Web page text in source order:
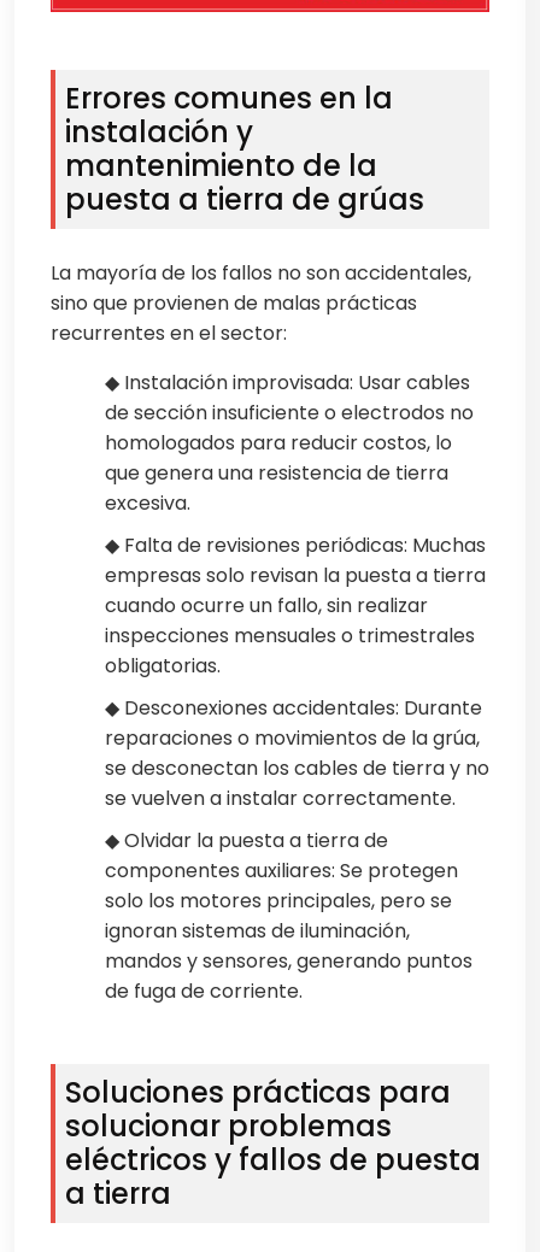
Errores comunes en la
instalación y
mantenimiento de la
puesta a tierra de grúas
La mayoría de los fallos no son accidentales,
sino que provienen de malas prácticas
recurrentes en el sector:
◆ Instalación improvisada: Usar cables
de sección insuficiente o electrodos no
homologados para reducir costos, lo
que genera una resistencia de tierra
excesiva.
◆ Falta de revisiones periódicas: Muchas
empresas solo revisan la puesta a tierra
cuando ocurre un fallo, sin realizar
inspecciones mensuales o trimestrales
obligatorias.
◆ Desconexiones accidentales: Durante
reparaciones o movimientos de la grúa,
se desconectan los cables de tierra y no
se vuelven a instalar correctamente.
◆ Olvidar la puesta a tierra de
componentes auxiliares: Se protegen
solo los motores principales, pero se
ignoran sistemas de iluminación,
mandos y sensores, generando puntos
de fuga de corriente.
Soluciones prácticas para
solucionar problemas
eléctricos y fallos de puesta
a tierra